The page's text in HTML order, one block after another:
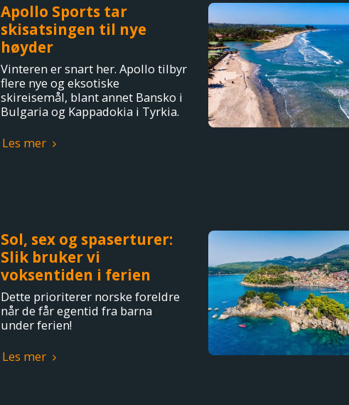
Apollo Sports tar
skisatsingen til nye
høyder
Vinteren er snart her. Apollo tilbyr
flere nye og eksotiske
skireisemål, blant annet Bansko i
Bulgaria og Kappadokia i Tyrkia.
Les mer
Sol, sex og spaserturer:
Slik bruker vi
voksentiden i ferien
Dette prioriterer norske foreldre
når de får egentid fra barna
under ferien!
Les mer